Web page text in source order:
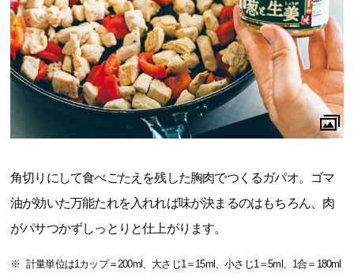
角切りにして食べごたえを残した胸肉でつくるガパオ。ゴマ
油が効いた万能たれを入れれば味が決まるのはもちろん、肉
がパサつかずしっとりと仕上がります。
計量単位は1カップ＝200ml、大さじ1＝15ml、小さじ1＝5ml、1合＝180ml